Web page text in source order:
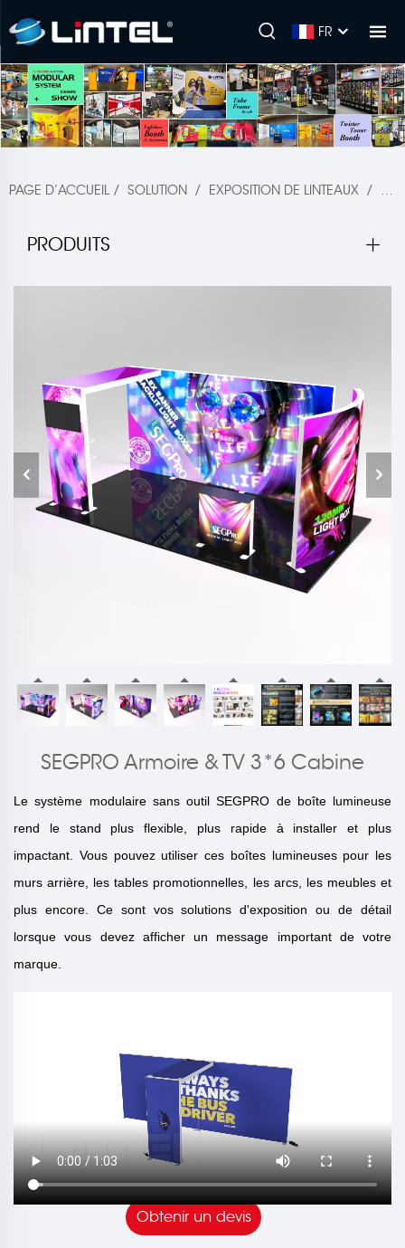
FR
PAGE D’ACCUEIL / SOLUTION / EXPOSITION DE LINTEAUX /
PRODUITS
SEGPRO Armoire & TV 3*6 Cabine
Le système modulaire sans outil SEGPRO de boîte lumineuse
rend le stand plus flexible, plus rapide à installer et plus
impactant. Vous pouvez utiliser ces boîtes lumineuses pour les
murs arrière, les tables promotionnelles, les arcs, les meubles et
plus encore. Ce sont vos solutions d'exposition ou de détail
lorsque vous devez afficher un message important de votre
marque.
Obtenir un devis